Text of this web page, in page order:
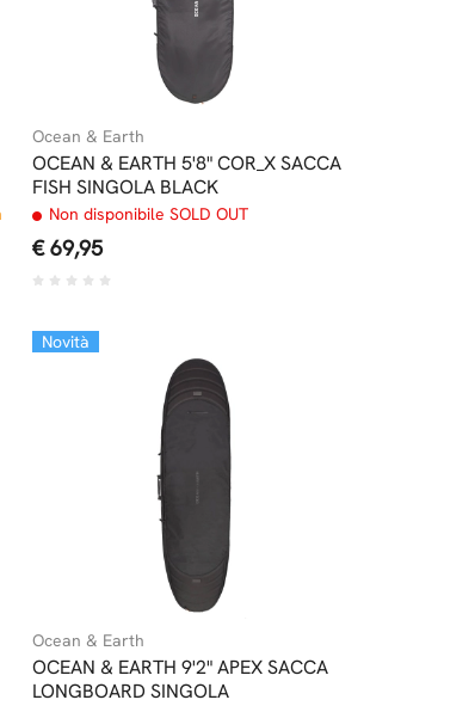
Ocean & Earth
OCEAN & EARTH 5'8" COR_X SACCA
FISH SINGOLA BLACK
Non disponibile SOLD OUT
€ 69,95
Novità
Ocean & Earth
OCEAN & EARTH 9'2" APEX SACCA
LONGBOARD SINGOLA